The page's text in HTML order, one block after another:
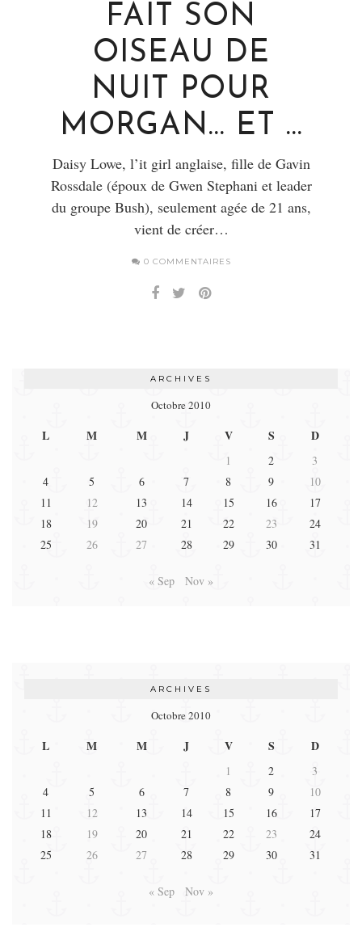
FAIT SON
OISEAU DE
NUIT POUR
MORGAN… ET …
Daisy Lowe, l’it girl anglaise, fille de Gavin
Rossdale (époux de Gwen Stephani et leader
du groupe Bush), seulement agée de 21 ans,
vient de créer…
0 COMMENTAIRES
ARCHIVES
Octobre 2010
L M M J V S D
1 2
3
4
5 6 7 8 9
10
11
12 13 14 15 16
17
18
19 20 21 22 23
24
25
26 27 28 29 30 31
« Sep Nov »
ARCHIVES
Octobre 2010
L M M J V S D
1 2
3
4
5 6 7 8 9
10
11
12 13 14 15 16
17
18
19 20 21 22 23
24
25
26 27 28 29 30 31
« Sep Nov »